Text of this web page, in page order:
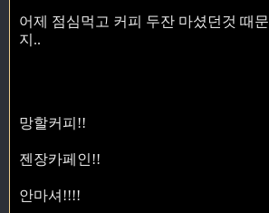
어제 점심먹고 커피 두잔 마셨던것 때
지..
망할커피!!
젠장카페인!!
안마셔!!!!